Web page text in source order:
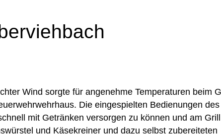
Wind sorgte für angenehme Temperaturen beim
Die eingespielten Bedienungen
mit Getränken versorgen zu können und am
und Käsekreiner und dazu selbst zubereiteten